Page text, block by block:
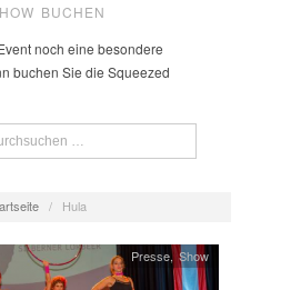
BUCHEN
noch eine besondere
buchen Sie die Squeezed
/ Hula
Presse,Show